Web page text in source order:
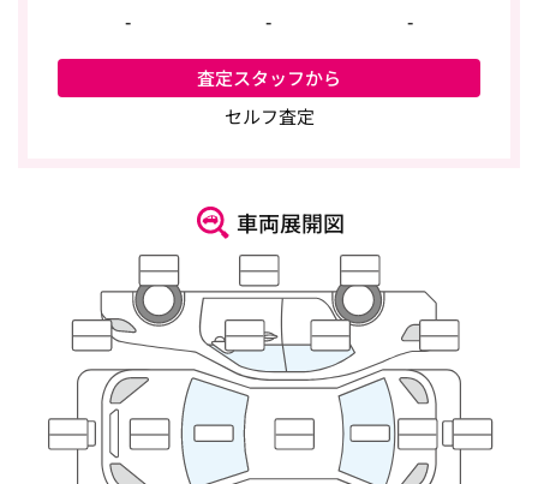
- - -
査定スタッフから
セルフ査定
車両展開図